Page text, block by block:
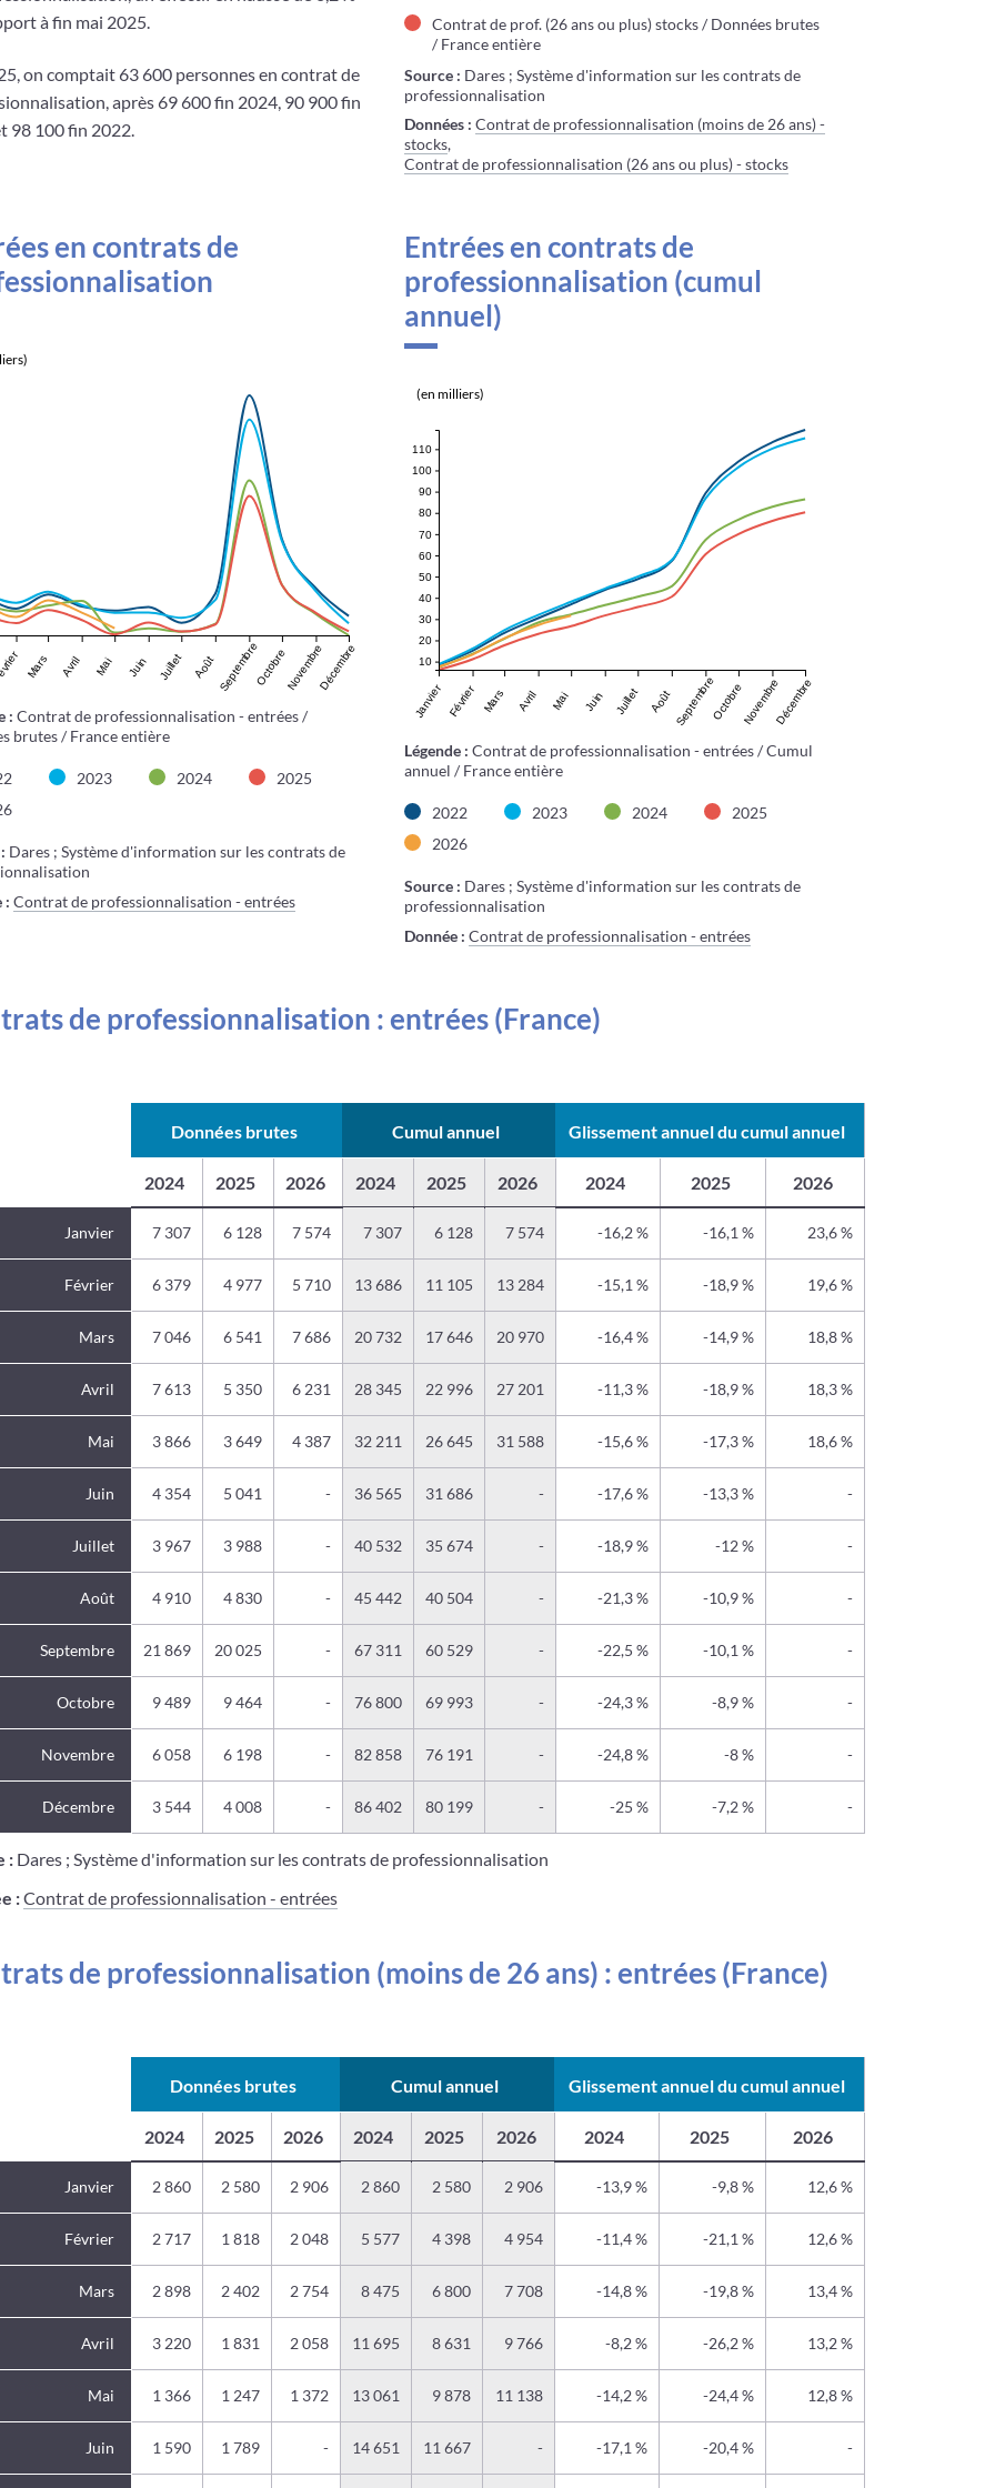
à fin mai 2025.
on comptait 63 600 personnes en contrat de
après 69 600 fin 2024, 90 900 fin
98 100 fin 2022.
Contrat de prof. (26 ans ou plus) stocks / Données brutes
/ France entière
Source : Dares ; Système d'information sur les contrats de
professionnalisation
Données :Contrat de professionnalisation (moins de 26 ans) -
stocks,
Contrat de professionnalisation (26 ans ou plus) - stocks
en contrats de
Mars Avril Mai Juin Juillet Août SeptembreOctobreNovembreDécembre
: Contrat de professionnalisation - entrées /
brutes / France entière
2023 2024
2025
Dares ; Système d'information sur les contrats de
: Contrat de professionnalisation - entrées
Entrées en contrats de
professionnalisation (cumul
annuel)
(en milliers)
Janvier Février Mars Avril Mai Juin Juillet Août SeptembreOctobreNovembreDécembre
10
20
30
40
50
60
70
80
90
100
110
Légende :Contrat de professionnalisation - entrées / Cumul
annuel / France entière
2022 2023 2024
2025
2026
Source : Dares ; Système d'information sur les contrats de
professionnalisation
Donnée :Contrat de professionnalisation - entrées
de professionnalisation : entrées (France)
Données brutes Cumul annuel Glissement annuel du cumul annuel
2024 2025 2026 2024 2025 2026 2024 2025 2026
Janvier 7 307 6 128 7 574 7 307 6 128 7 574 -16,2 % -16,1 % 23,6 %
Février 6 379 4 977 5 710 13 686 11 105 13 284 -15,1 % -18,9 % 19,6 %
Mars 7 046 6 541 7 686 20 732 17 646 20 970 -16,4 % -14,9 % 18,8 %
Avril 7 613 5 350 6 231 28 345 22 996 27 201 -11,3 % -18,9 % 18,3 %
Mai 3 866 3 649 4 387 32 211 26 645 31 588 -15,6 % -17,3 % 18,6 %
Juin 4 354 5 041 - 36 565 31 686 - -17,6 % -13,3 % -
Juillet 3 967 3 988 - 40 532 35 674 - -18,9 % -12 % -
Août 4 910 4 830 - 45 442 40 504 - -21,3 % -10,9 % -
Septembre 21 869 20 025 - 67 311 60 529 - -22,5 % -10,1 % -
Octobre 9 489 9 464 - 76 800 69 993 - -24,3 % -8,9 % -
Novembre 6 058 6 198 - 82 858 76 191 - -24,8 % -8 % -
Décembre 3 544 4 008 - 86 402 80 199 - -25 % -7,2 % -
: Dares ; Système d'information sur les contrats de professionnalisation
:Contrat de professionnalisation - entrées
de professionnalisation (moins de 26 ans) : entrées (France)
Données brutes Cumul annuel Glissement annuel du cumul annuel
2024 2025 2026 2024 2025 2026 2024 2025 2026
Janvier 2 860 2 580 2 906 2 860 2 580 2 906 -13,9 % -9,8 % 12,6 %
Février 2 717 1 818 2 048 5 577 4 398 4 954 -11,4 % -21,1 % 12,6 %
Mars 2 898 2 402 2 754 8 475 6 800 7 708 -14,8 % -19,8 % 13,4 %
Avril 3 220 1 831 2 058 11 695 8 631 9 766 -8,2 % -26,2 % 13,2 %
Mai 1 366 1 247 1 372 13 061 9 878 11 138 -14,2 % -24,4 % 12,8 %
Juin 1 590 1 789 - 14 651 11 667 - -17,1 % -20,4 % -